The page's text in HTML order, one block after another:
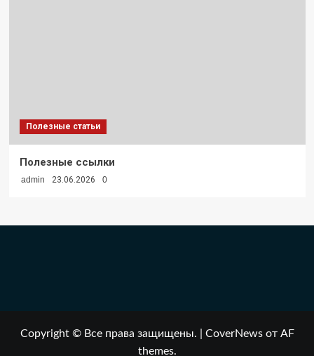
Полезные статьи
Полезные ссылки
admin 23.06.2026 0
Copyright © Все права защищены. CoverNewsот AF
themes.